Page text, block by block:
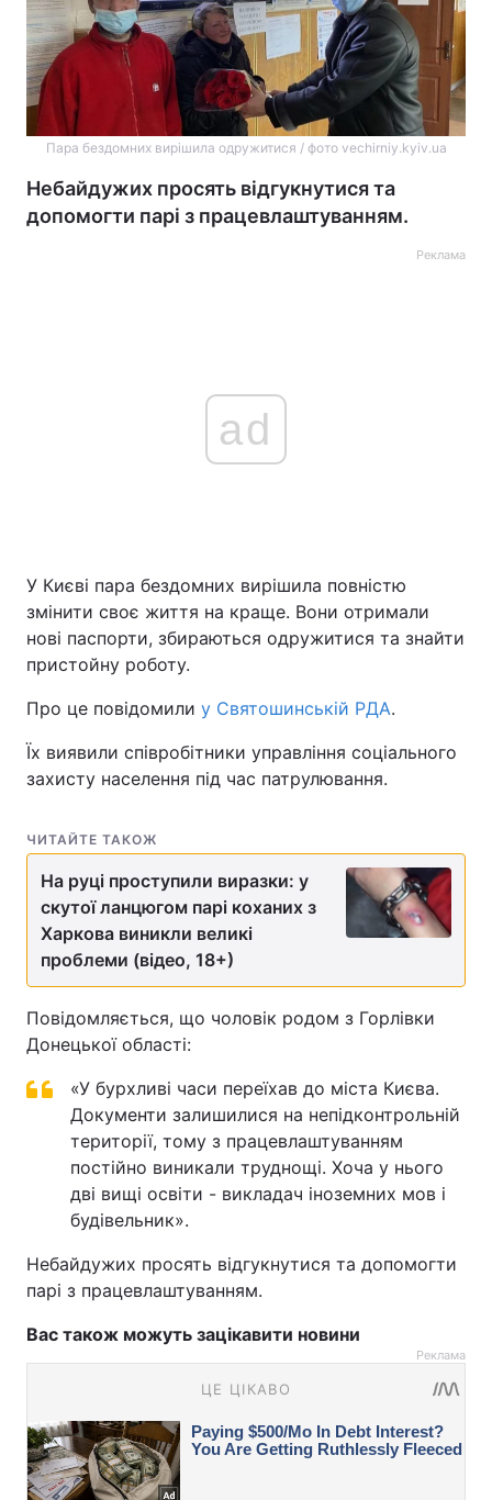
Пара бездомних вирішила одружитися / фото vechirniy.kyiv.ua
Небайдужих просять відгукнутися та
допомогти парі з працевлаштуванням.
Реклама
ad
У Києві пара бездомних вирішила повністю
змінити своє життя на краще. Вони отримали
нові паспорти, збираються одружитися та знайти
пристойну роботу.
Про це повідомили у Святошинській РДА.
Їх виявили співробітники управління соціального
захисту населення під час патрулювання.
ЧИТАЙТЕ ТАКОЖ
На руці проступили виразки: у
скутої ланцюгом парі коханих з
Харкова виникли великі
проблеми (відео, 18+)
Повідомляється, що чоловік родом з Горлівки
Донецької області:
«У бурхливі часи переїхав до міста Києва.
Документи залишилися на непідконтрольній
території, тому з працевлаштуванням
постійно виникали труднощі. Хоча у нього
дві вищі освіти - викладач іноземних мов і
будівельник».
Небайдужих просять відгукнутися та допомогти
парі з працевлаштуванням.
Вас також можуть зацікавити новини
Реклама